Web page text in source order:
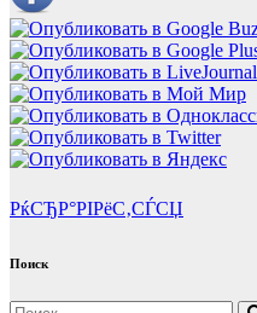
РќСЂР°РІРёС‚СЃСЏ
Поиск